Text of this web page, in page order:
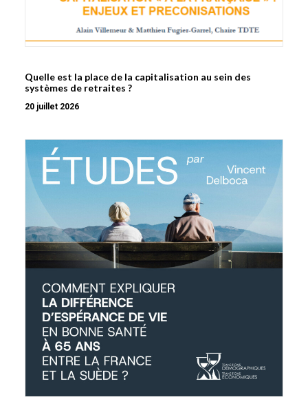
Quelle est la place de la capitalisation au sein des
systèmes de retraites ?
20 juillet 2026